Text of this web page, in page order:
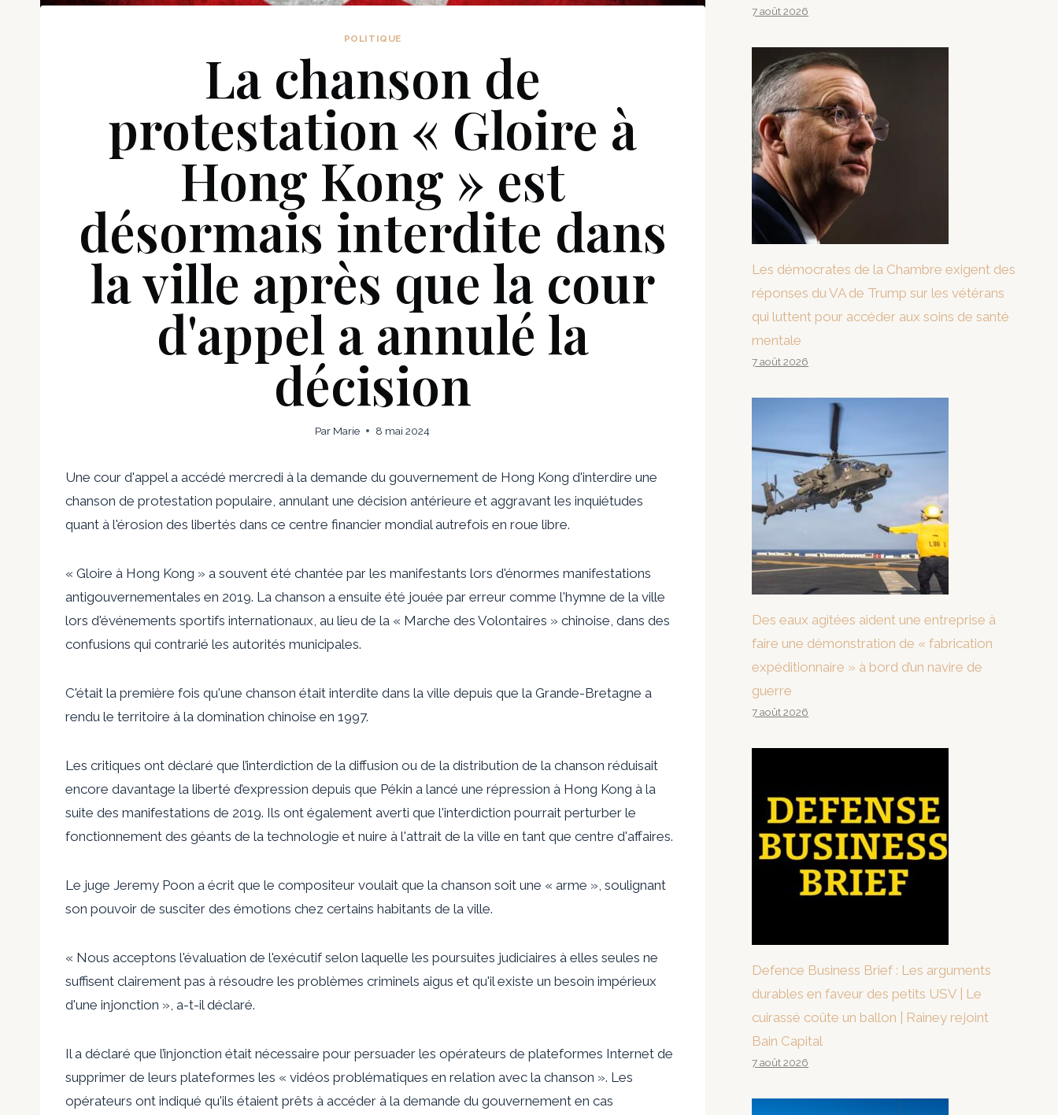
POLITIQUE
La chanson de
protestation « Gloire à
Hong Kong » est
désormais interdite dans
la ville après que la cour
d'appel a annulé la
décision
Par Marie 8 mai 2024
Une cour d'appel a accédé mercredi à la demande du gouvernement de Hong Kong d'interdire une
chanson de protestation populaire, annulant une décision antérieure et aggravant les inquiétudes
quant à l'érosion des libertés dans ce centre financier mondial autrefois en roue libre.
« Gloire à Hong Kong » a souvent été chantée par les manifestants lors d'énormes manifestations
antigouvernementales en 2019. La chanson a ensuite été jouée par erreur comme l'hymne de la ville
lors d'événements sportifs internationaux, au lieu de la « Marche des Volontaires » chinoise, dans des
confusions qui contrarié les autorités municipales.
C'était la première fois qu'une chanson était interdite dans la ville depuis que la Grande-Bretagne a
rendu le territoire à la domination chinoise en 1997.
Les critiques ont déclaré que l’interdiction de la diffusion ou de la distribution de la chanson réduisait
encore davantage la liberté d’expression depuis que Pékin a lancé une répression à Hong Kong à la
suite des manifestations de 2019. Ils ont également averti que l'interdiction pourrait perturber le
fonctionnement des géants de la technologie et nuire à l'attrait de la ville en tant que centre d'affaires.
Le juge Jeremy Poon a écrit que le compositeur voulait que la chanson soit une « arme », soulignant
son pouvoir de susciter des émotions chez certains habitants de la ville.
« Nous acceptons l'évaluation de l'exécutif selon laquelle les poursuites judiciaires à elles seules ne
suffisent clairement pas à résoudre les problèmes criminels aigus et qu'il existe un besoin impérieux
d'une injonction », a-t-il déclaré.
Il a déclaré que l’injonction était nécessaire pour persuader les opérateurs de plateformes Internet de
supprimer de leurs plateformes les « vidéos problématiques en relation avec la chanson ». Les
opérateurs ont indiqué qu'ils étaient prêts à accéder à la demande du gouvernement en cas
7 août 2026
Les démocrates de la Chambre exigent des
réponses du VA de Trump sur les vétérans
qui luttent pour accéder aux soins de santé
mentale
7 août 2026
Des eaux agitées aident une entreprise à
faire une démonstration de « fabrication
expéditionnaire » à bord d’un navire de
guerre
7 août 2026
Defence Business Brief : Les arguments
durables en faveur des petits USV | Le
cuirassé coûte un ballon | Rainey rejoint
Bain Capital
7 août 2026